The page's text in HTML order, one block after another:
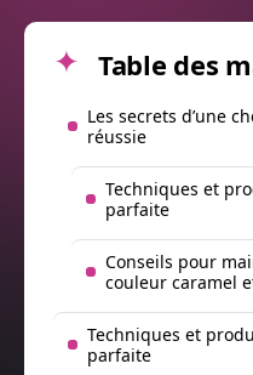
Table des
Les secrets d’une
réussie
Techniques et
parfaite
Conseils pour
couleur caramel
Techniques et
parfaite